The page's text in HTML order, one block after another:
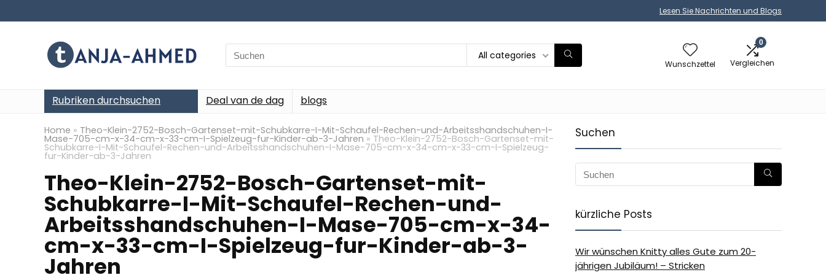
Lesen Sie Nachrichten und Blogs
Search
for:
All categories
Wunschzettel
0
Vergleichen
Rubriken durchsuchen Deal van de dag blogs
Home » Theo-Klein-2752-Bosch-Gartenset-mit-Schubkarre-I-Mit-Schaufel-Rechen-und-Arbeitsshandschuhen-I-
Mase-705-cm-x-34-cm-x-33-cm-I-Spielzeug-fur-Kinder-ab-3-Jahren » Theo-Klein-2752-Bosch-Gartenset-mit-
Schubkarre-I-Mit-Schaufel-Rechen-und-Arbeitsshandschuhen-I-Mase-705-cm-x-34-cm-x-33-cm-I-Spielzeug-
fur-Kinder-ab-3-Jahren
Theo-Klein-2752-Bosch-Gartenset-mit-
Schubkarre-I-Mit-Schaufel-Rechen-und-
Arbeitsshandschuhen-I-Mase-705-cm-x-34-
cm-x-33-cm-I-Spielzeug-fur-Kinder-ab-3-
Jahren
Suchen
kürzliche Posts
Wir wünschen Knitty alles Gute zum 20-
jährigen Jubiläum! – Stricken